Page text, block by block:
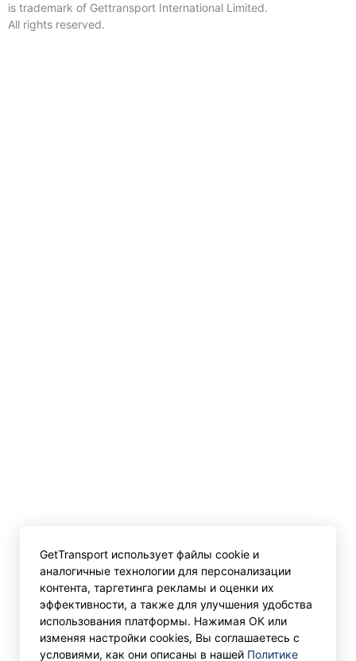
is trademark of Gettransport International Limited.
All rights reserved.
GetTransport использует файлы cookie и
аналогичные технологии для персонализации
контента, таргетинга рекламы и оценки их
эффективности, а также для улучшения удобства
использования платформы. Нажимая ОК или
изменяя настройки cookies, Вы соглашаетесь с
условиями, как они описаны в нашей Политике